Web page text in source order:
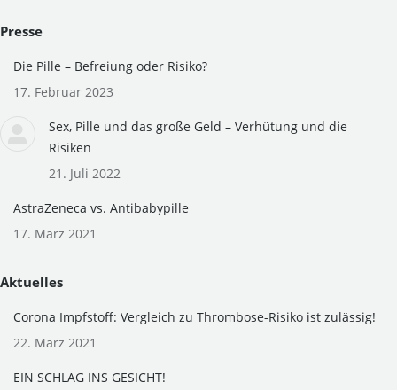
opens
in
opens
in
Presse
Die Pille – Befreiung oder Risiko?
17. Februar 2023
Sex, Pille und das große Geld – Verhütung und die
Risiken
21. Juli 2022
AstraZeneca vs. Antibabypille
17. März 2021
Aktuelles
Corona Impfstoff: Vergleich zu Thrombose-Risiko ist zulässig!
22. März 2021
EIN SCHLAG INS GESICHT!